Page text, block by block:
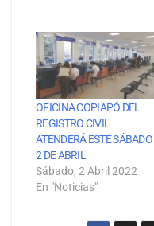
OFICINA COPIAPÓ DEL
REGISTRO CIVIL
ATENDERÁ ESTE SÁBADO
2 DE ABRIL
Sábado, 2 Abril 2022
En "Noticias"